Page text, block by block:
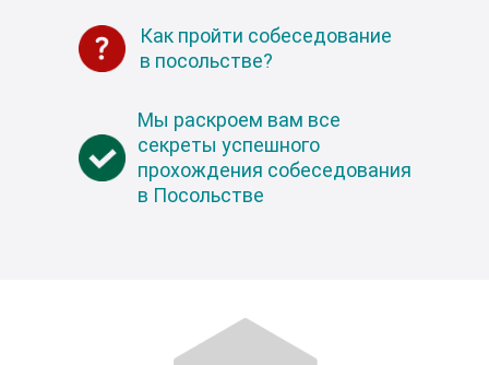
Как пройти собеседование
в посольстве?
Мы раскроем вам все
секреты успешного
прохождения собеседования
в Посольстве